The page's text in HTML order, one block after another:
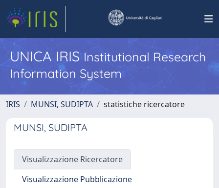
UNICA IRISInstitutional Research
Information System
IRIS MUNSI, SUDIPTA statistiche ricercatore
MUNSI, SUDIPTA
Visualizzazione Ricercatore
Visualizzazione Pubblicazione